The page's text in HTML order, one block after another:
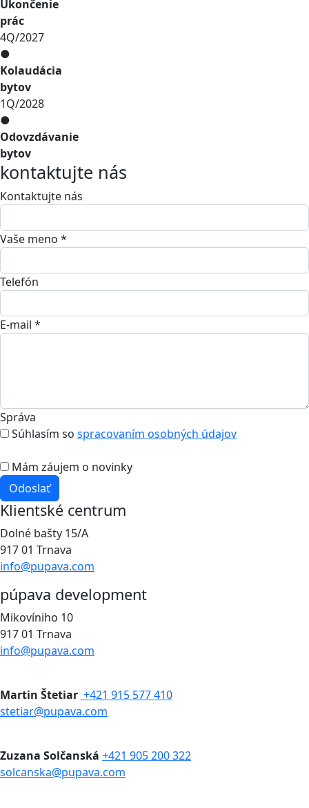
Ukončenie
prác
4Q/2027
●
Kolaudácia
bytov
1Q/2028
●
Odovzdávanie
bytov
kontaktujte nás
Kontaktujte nás
Vaše meno *
Telefón
E-mail *
Správa
Súhlasím so spracovaním osobných údajov
Mám záujem o novinky
Odoslať
Klientské centrum
Dolné bašty 15/A
917 01 Trnava
info@pupava.com
púpava development
Mikovíniho 10
917 01 Trnava
info@pupava.com
Martin Štetiar +421 915 577 410
stetiar@pupava.com
Zuzana Solčanská +421 905 200 322
solcanska@pupava.com